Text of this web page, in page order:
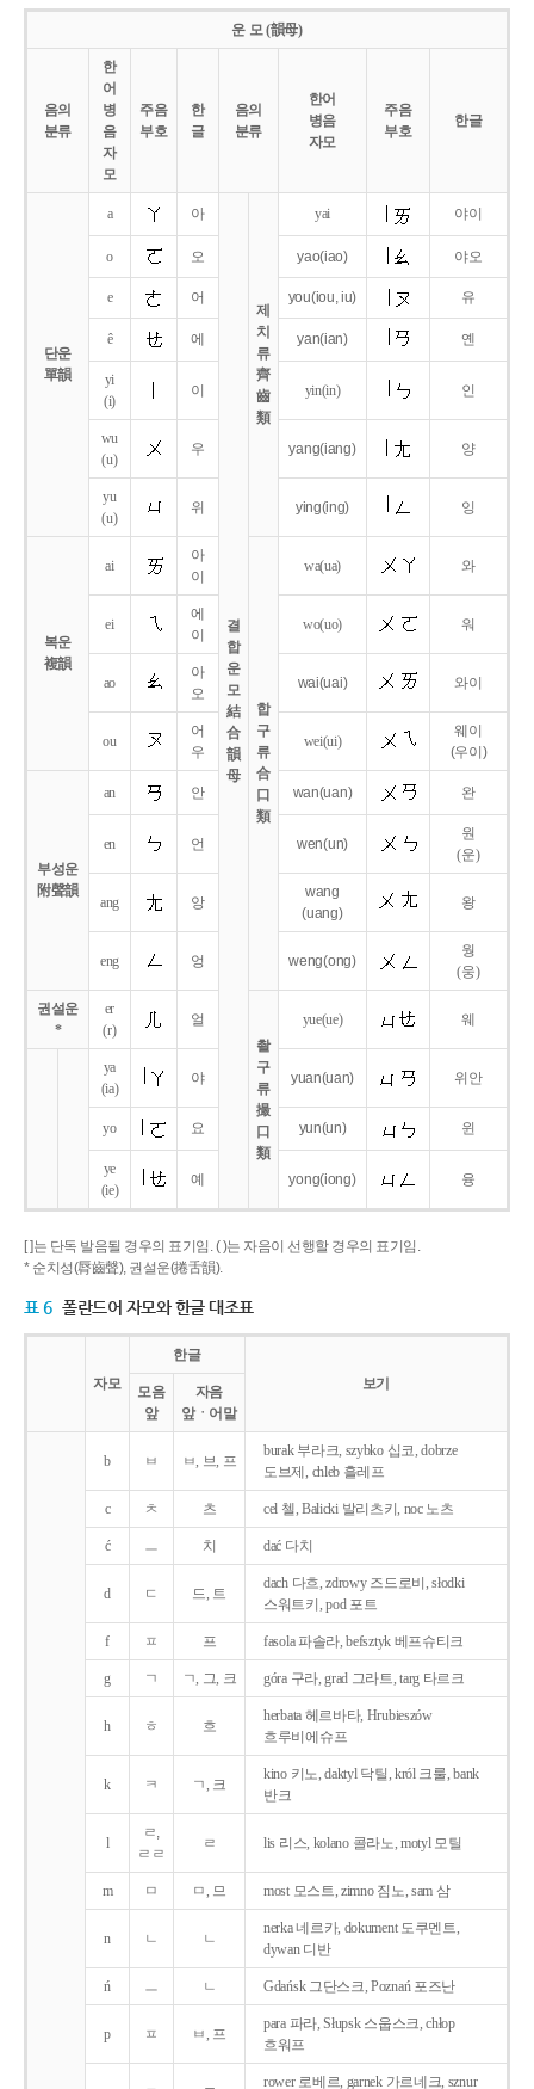
운 모 (韻母)
음의
분류
한
어
병
음
자
모
주음
부호
한
글
음의
분류
한어
병음
자모
주음
부호
한글
단운
單韻
a 아
결
합
운
모
結
合
韻
母
제
치
류
齊
齒
類
yai 야이
o 오 yao(iao) 야오
e 어 you(iou,iu) 유
ê 에 yan(ian) 옌
yi
(i)
이 yin(in) 인
wu
(u)
우 yang(iang) 양
yu
(u)
위 ying(ing) 잉
복운
複韻
ai
아
이
합
구
류
合
口
類
wa(ua) 와
ei
에
이
wo(uo) 워
ao
아
오
wai(uai) 와이
ou
어
우
wei(ui)
웨이
(우이)
부성운
附聲韻
an 안 wan(uan) 완
en 언 wen(un)
원
(운)
ang 앙
wang
(uang)
왕
eng 엉 weng(ong)
웡
(웅)
권설운
*
er
(r)
얼
촬
구
류
撮
口
類
yue(ue) 웨
ya
(ia)
야 yuan(uan) 위안
yo 요 yun(un) 윈
ye
(ie)
예 yong(iong) 융
[ ]는 단독 발음될 경우의 표기임. ( )는 자음이 선행할 경우의 표기임.
* 순치성(脣齒聲), 권설운(捲舌韻).
표 6 폴란드어 자모와 한글 대조표
자모
한글
보기
모음
앞
자음
앞ㆍ어말
b ㅂ ㅂ, 브, 프
burak 부라크, szybko 십코, dobrze
도브제, chleb 흘레프
c ㅊ 츠 cel 첼, Balicki 발리츠키, noc 노츠
ć ㅡ 치 dać 다치
d ㄷ 드, 트
dach 다흐, zdrowy 즈드로비, słodki
스워트키, pod 포트
f ㅍ 프 fasola 파솔라, befsztyk 베프슈티크
g ㄱ ㄱ, 그, 크 góra 구라, grad 그라트, targ 타르크
h ㅎ 흐
herbata 헤르바타, Hrubieszów
흐루비에슈프
k ㅋ ㄱ, 크
kino 키노, daktyl 닥틸, król 크룰, bank
반크
l
ㄹ,
ㄹㄹ
ㄹ lis 리스, kolano 콜라노, motyl 모틸
m ㅁ ㅁ, 므 most 모스트, zimno 짐노, sam 삼
n ㄴ ㄴ
nerka 네르카, dokument 도쿠멘트,
dywan 디반
ń ㅡ ㄴ Gdańsk 그단스크, Poznań 포즈난
p ㅍ ㅂ, 프
para 파라, Słupsk 스웁스크, chłop
흐워프
rower 로베르, garnek 가르네크, sznur